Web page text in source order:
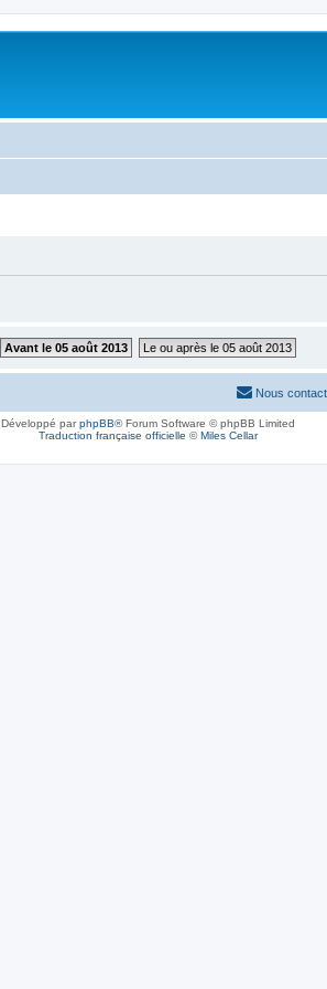
Avant le 05 août 2013 Le ou après le 05 août 2013
Nous
Développé parphpBB® Forum Software © phpBB Limited
Traduction française officielle ©Miles Cellar